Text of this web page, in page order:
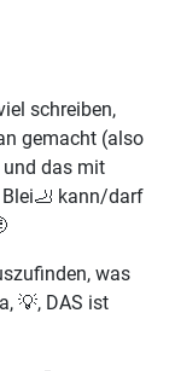
schreiben,
gemacht (also
das mit
kann/darf
was
💡, DAS ist